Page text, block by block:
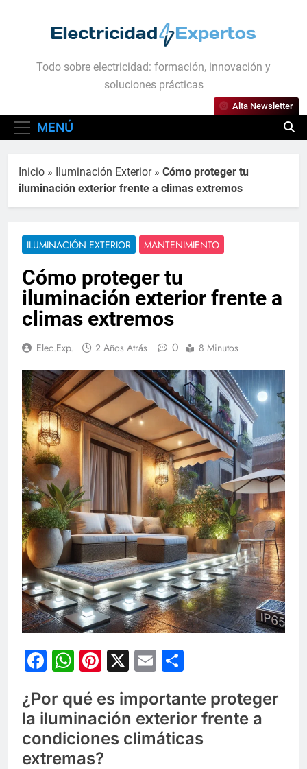
Electricidad Expertos
Todo sobre electricidad: formación, innovación y
soluciones prácticas
MENÚ
Alta Newsletter
Inicio » Iluminación Exterior» Cómo proteger tu
iluminación exterior frente a climas extremos
ILUMINACIÓN EXTERIOR MANTENIMIENTO
Cómo proteger tu
iluminación exterior frente a
climas extremos
Elec.Exp. 2 Años Atrás 0 8 Minutos
Facebook
WhatsApp
Pinterest
X Email
¿Por qué es importante proteger
la iluminación exterior frente a
condiciones climáticas
extremas?